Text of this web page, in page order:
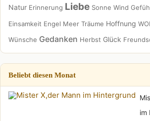
Natur Erinnerung Liebe Sonne Wind
Einsamkeit Engel Meer Träume Hoffnung
Wünsche Gedanken Herbst Glück
Beliebt diesen Monat
im